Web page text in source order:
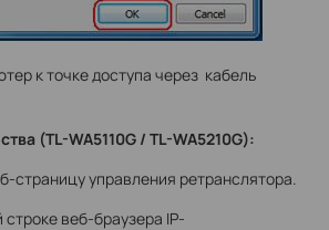
к точке доступа через кабель
(TL-WA5110G / TL-WA5210G):
управления ретранслятора.
веб-браузера IP-